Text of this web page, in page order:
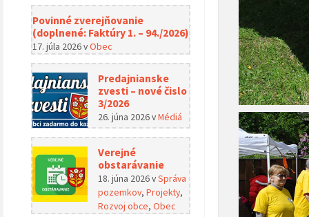
Povinné zverejňovanie
(doplnené: Faktúry 1. – 94./2026)
17. júla 2026vObec
Predajnianske
zvesti – nové čislo
3/2026
26. júna 2026vMédiá
Verejné
obstarávanie
18. júna 2026vSpráva
pozemkov, Projekty,
Rozvoj obce, Obec